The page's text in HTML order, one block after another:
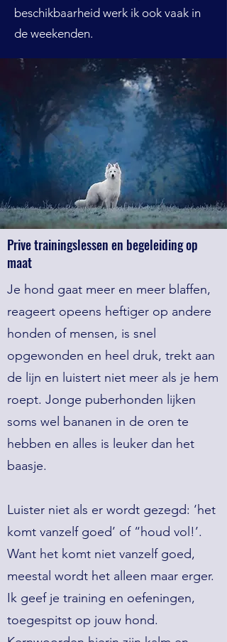
beschikbaarheid werk ik ook vaak in
de weekenden.
Prive trainingslessen en begeleiding op
maat
Je hond gaat meer en meer blaffen,
reageert opeens heftiger op andere
honden of mensen, is snel
opgewonden en heel druk, trekt aan
de lijn en luistert niet meer als je hem
roept. Jonge puberhonden lijken
soms wel bananen in de oren te
hebben en alles is leuker dan het
baasje.
Luister niet als er wordt gezegd: ‘het
komt vanzelf goed’ of “houd vol!’.
Want het komt niet vanzelf goed,
meestal wordt het alleen maar erger.
Ik geef je training en oefeningen,
toegespitst op jouw hond.